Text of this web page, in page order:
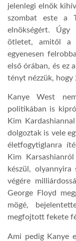
GLOBOTV
AFRIKA TUDÁSTÁR
A NAP SZÉPE
LINKTR.EE
GLOBOZSARU
LATIMO.HU
jelenlegi elnök
szombat este a
elnökségért.
ötletet, amitől a
egyenesen
első órában, és ez
tényt nézzük, hogy
Kanye West
politikában is
Kim
dolgoztak is vele
életfogytiglanra
Kim
készül,
végére
George Floyd
mögé,
megfojtott fekete
Ami pedig Kanye